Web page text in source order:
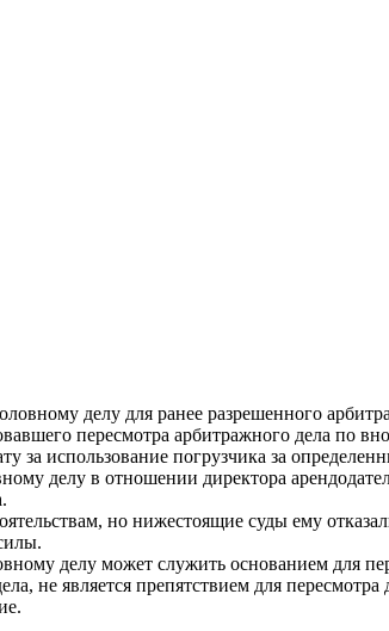
делу для ранее разрешенного
пересмотра арбитражного дела по
использование погрузчика за
делу в отношении директора
но нижестоящие суды ему
делу может служить основанием для
не является препятствием для пересмотра